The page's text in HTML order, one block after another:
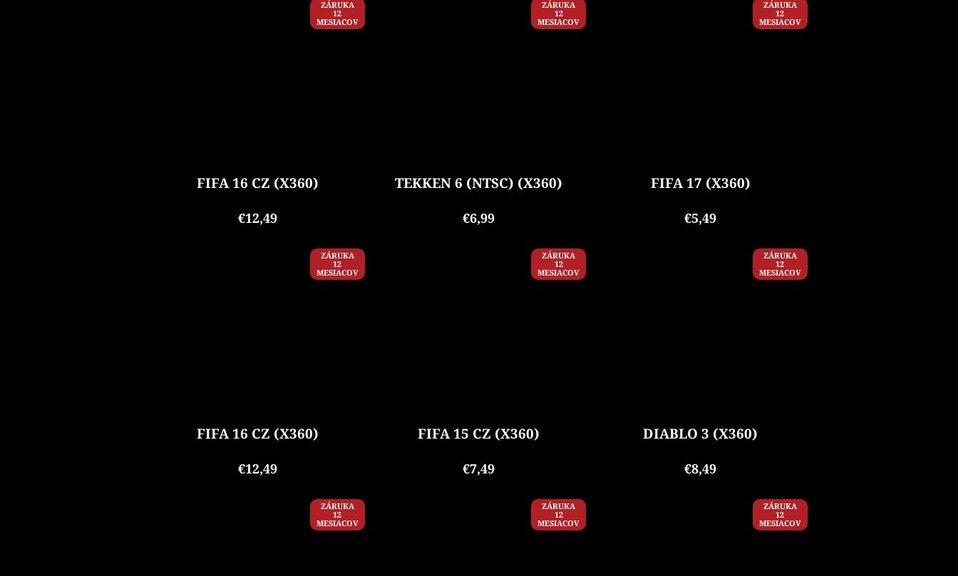
ZÁRUKA
12
MESIACOV
FIFA 16 CZ (X360)
€12,49
ZÁRUKA
12
MESIACOV
TEKKEN 6 (NTSC) (X360)
€6,99
ZÁRUKA
12
MESIACOV
FIFA 17 (X360)
€5,49
ZÁRUKA
12
MESIACOV
FIFA 16 CZ (X360)
€12,49
ZÁRUKA
12
MESIACOV
FIFA 15 CZ (X360)
€7,49
ZÁRUKA
12
MESIACOV
DIABLO 3 (X360)
€8,49
ZÁRUKA
12
MESIACOV
ZÁRUKA
12
MESIACOV
ZÁRUKA
12
MESIACOV